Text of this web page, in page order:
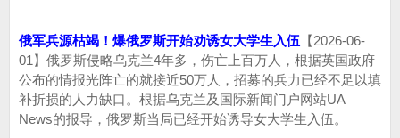
俄军兵源枯竭！爆俄罗斯开始劝诱女大学生入伍 【2026-06-
01】俄罗斯侵略乌克兰4年多，伤亡上百万人，根据英国政府
公布的情报光阵亡的就接近50万人，招募的兵力已经不足以填
补折损的人力缺口。根据乌克兰及国际新闻门户网站UA
News的报导，俄罗斯当局已经开始诱导女大学生入伍。